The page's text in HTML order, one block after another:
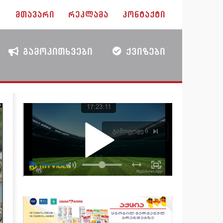
ᲛᲗᲐᲕᲐᲠᲘ ᲠᲔᲙᲚᲐᲛᲐ ᲙᲝᲜᲢᲐᲥᲢᲘ
ᲒᲐᲛᲝᲙᲘᲗᲮᲕᲔᲑᲘ ᲥᲕᲘᲖᲔᲑᲘ